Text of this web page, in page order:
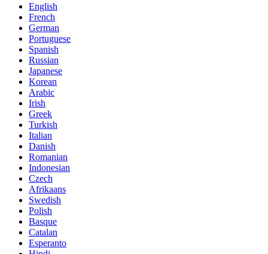
English
French
German
Portuguese
Spanish
Russian
Japanese
Korean
Arabic
Irish
Greek
Turkish
Italian
Danish
Romanian
Indonesian
Czech
Afrikaans
Swedish
Polish
Basque
Catalan
Esperanto